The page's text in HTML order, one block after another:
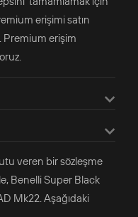
erişimi satın
Premium erişim
veren bir sözleşme
Benelli Super Black
Mk22. Aşağıdaki